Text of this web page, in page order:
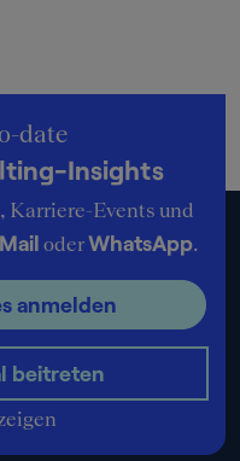
date
Insights
Karriere-Events und
oderWhatsApp.
anmelden
beitreten